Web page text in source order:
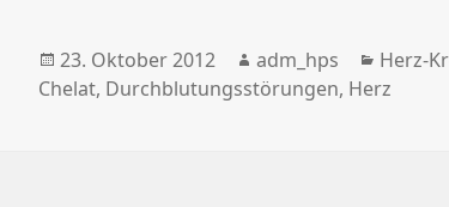
Veröffentlicht
am
23. Oktober 2012 Autor
adm_hps Herz-
Chelat, Durchblutungsstörungen, Herz